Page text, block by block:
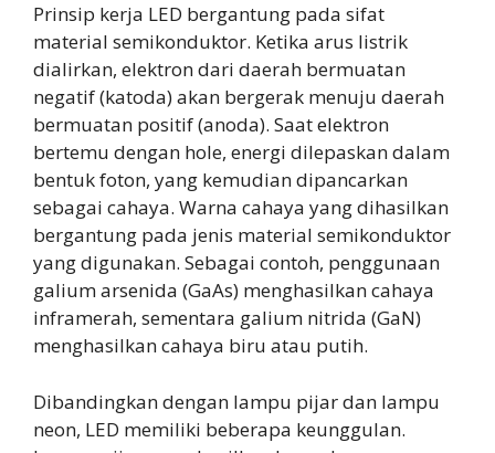
Prinsip kerja LED bergantung pada sifat
material semikonduktor. Ketika arus listrik
dialirkan, elektron dari daerah bermuatan
negatif (katoda) akan bergerak menuju daerah
bermuatan positif (anoda). Saat elektron
bertemu dengan hole, energi dilepaskan dalam
bentuk foton, yang kemudian dipancarkan
sebagai cahaya. Warna cahaya yang dihasilkan
bergantung pada jenis material semikonduktor
yang digunakan. Sebagai contoh, penggunaan
galium arsenida (GaAs) menghasilkan cahaya
inframerah, sementara galium nitrida (GaN)
menghasilkan cahaya biru atau putih.
Dibandingkan dengan lampu pijar dan lampu
neon, LED memiliki beberapa keunggulan.